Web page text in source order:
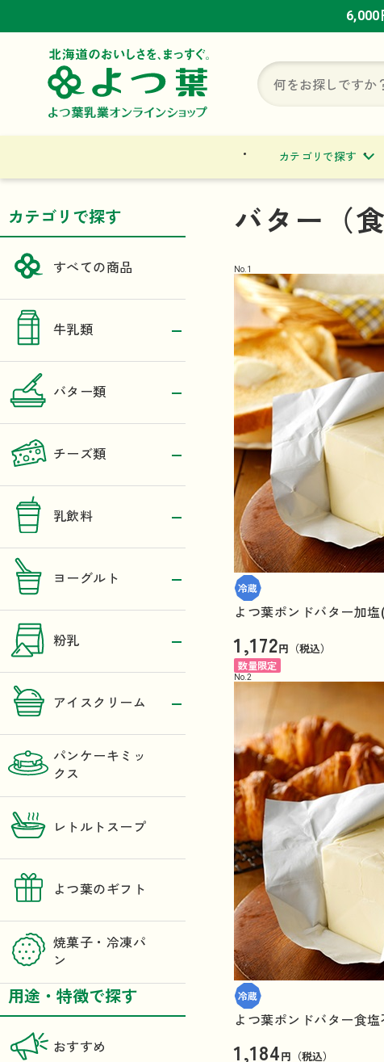
6,000
6,000
6,000
カテゴリで探す
カテゴリで探す
すべての商品
牛乳類
バター類
チーズ類
乳飲料
ヨーグルト
粉乳
アイスクリーム
パンケーキミッ
クス
レトルトスープ
よつ葉のギフト
焼菓子・冷凍パ
ン
用途・特徴で探す
おすすめ
バター（
No. 1
よつ葉ポンドバター加
1,172円（税込）
数量限定
No.2
よつ葉ポンドバター食
1,184円（税込）